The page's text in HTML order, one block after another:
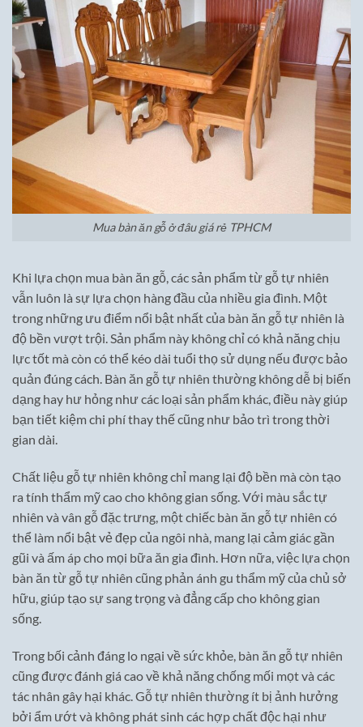
Mua bàn ăn gỗ ở đâu giá rẻ TPHCM
Khi lựa chọn mua bàn ăn gỗ, các sản phẩm từ gỗ tự nhiên
vẫn luôn là sự lựa chọn hàng đầu của nhiều gia đình. Một
trong những ưu điểm nổi bật nhất của bàn ăn gỗ tự nhiên là
độ bền vượt trội. Sản phẩm này không chỉ có khả năng chịu
lực tốt mà còn có thể kéo dài tuổi thọ sử dụng nếu được bảo
quản đúng cách. Bàn ăn gỗ tự nhiên thường không dễ bị biến
dạng hay hư hỏng như các loại sản phẩm khác, điều này giúp
bạn tiết kiệm chi phí thay thế cũng như bảo trì trong thời
gian dài.
Chất liệu gỗ tự nhiên không chỉ mang lại độ bền mà còn tạo
ra tính thẩm mỹ cao cho không gian sống. Với màu sắc tự
nhiên và vân gỗ đặc trưng, một chiếc bàn ăn gỗ tự nhiên có
thể làm nổi bật vẻ đẹp của ngôi nhà, mang lại cảm giác gần
gũi và ấm áp cho mọi bữa ăn gia đình. Hơn nữa, việc lựa chọn
bàn ăn từ gỗ tự nhiên cũng phản ánh gu thẩm mỹ của chủ sở
hữu, giúp tạo sự sang trọng và đẳng cấp cho không gian
sống.
Trong bối cảnh đáng lo ngại về sức khỏe, bàn ăn gỗ tự nhiên
cũng được đánh giá cao về khả năng chống mối mọt và các
tác nhân gây hại khác. Gỗ tự nhiên thường ít bị ảnh hưởng
bởi ẩm ướt và không phát sinh các hợp chất độc hại như